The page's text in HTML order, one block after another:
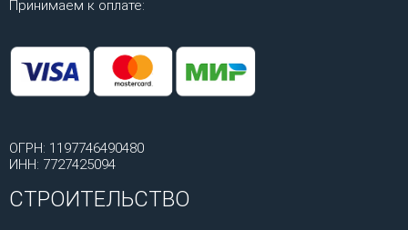
Принимаем к оплате:
ОГРН: 1197746490480
ИНН: 7727425094
СТРОИТЕЛЬСТВО